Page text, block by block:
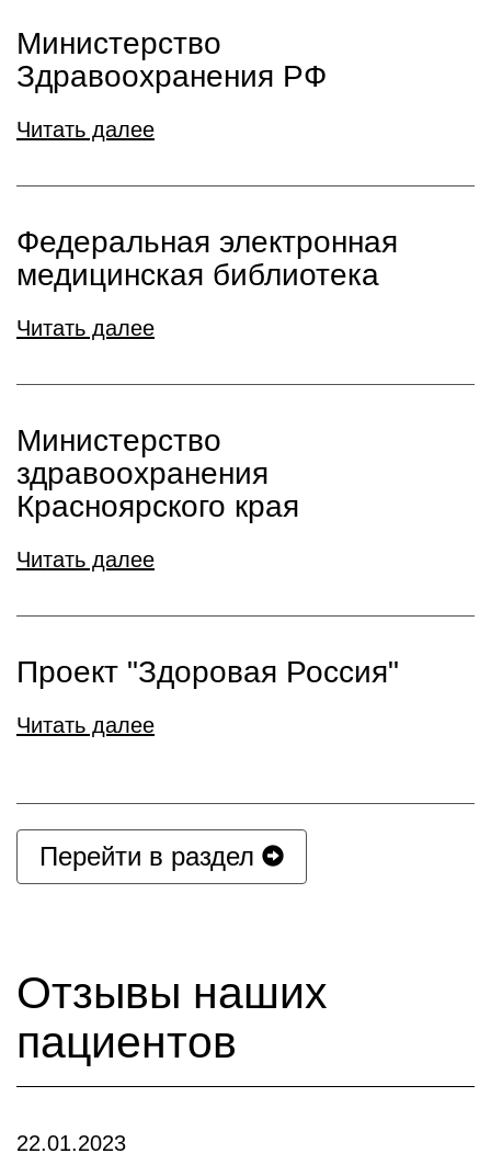
Министерство
Здравоохранения РФ
Читать далее
Федеральная электронная
медицинская библиотека
Читать далее
Министерство
здравоохранения
Красноярского края
Читать далее
Проект "Здоровая Россия"
Читать далее
Перейти в раздел
Отзывы наших
пациентов
22.01.2023